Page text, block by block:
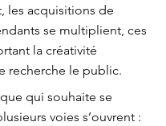
les acquisitions de
se multiplient, ces
la créativité
recherche le public.
qui souhaite se
voies s’ouvrent :